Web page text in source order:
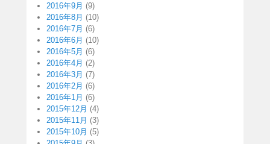
2016年9月 (9)
2016年8月 (10)
2016年7月 (6)
2016年6月 (10)
2016年5月 (6)
2016年4月 (2)
2016年3月 (7)
2016年2月 (6)
2016年1月 (6)
2015年12月 (4)
2015年11月 (3)
2015年10月 (5)